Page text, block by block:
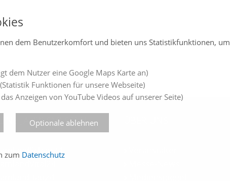
JAHRESMESSEN
dem Benutzerkomfort und bieten uns Statistikfunktionen,
dem Nutzer eine Google Maps Karte an)
Funktionen für unsere Webseite)
Anzeigen von YouTube Videos auf unserer Seite)
Optionale ablehnen
zum Datenschutz